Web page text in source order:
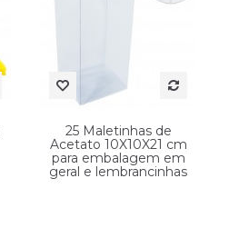
25 Maletinhas de
Acetato 10X10X21 cm
para embalagem em
geral e lembrancinhas